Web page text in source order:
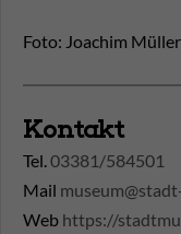
Foto: Joachim Müller
Kontakt
Tel.03381/584501
Mail
Web https://